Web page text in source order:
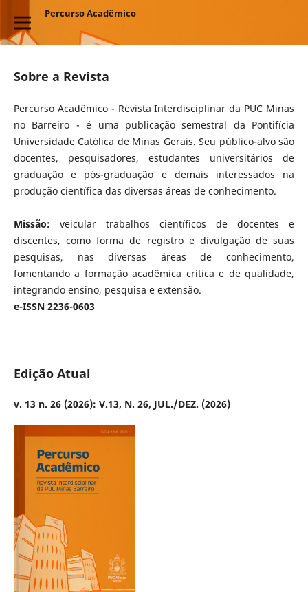
Percurso Acadêmico
Sobre a Revista
Percurso Acadêmico - Revista Interdisciplinar da PUC Minas
no Barreiro - é uma publicação semestral da Pontifícia
Universidade Católica de Minas Gerais. Seu público-alvo são
docentes, pesquisadores, estudantes universitários de
graduação e pós-graduação e demais interessados na
produção científica das diversas áreas de conhecimento.
Missão: veicular trabalhos científicos de docentes e
discentes, como forma de registro e divulgação de suas
pesquisas, nas diversas áreas de conhecimento,
fomentando a formação acadêmica crítica e de qualidade,
integrando ensino, pesquisa e extensão.
e-ISSN 2236-0603
Edição Atual
v. 13 n. 26 (2026): V.13, N. 26, JUL./DEZ. (2026)